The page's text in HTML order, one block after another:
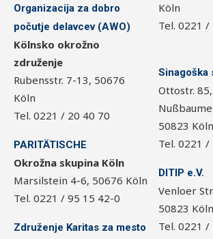
Organizacija za dobro
počutje delavcev (AWO)
Kölnsko okrožno
združenje
Rubensstr. 7-13, 50676
Köln
Tel. 0221 / 20 40 70
PARITÄTISCHE
Okrožna skupina Köln
Marsilstein 4-6, 50676 Köln
Tel. 0221 / 95 15 42-0
Združenje Karitas za mesto
Köln
Tel. 0221 /
Sinagoška
Ottostr.
50823 Köln
Tel. 0221
DITIP e.V.
Venloer
50823 Köln
Tel. 0221 /